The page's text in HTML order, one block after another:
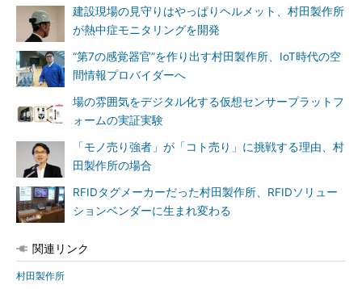
建設現場の見守りはやっぱりヘルメット、村田製作所
が熱中症モニタリングを開発
“第7の感覚器官”を作り出す村田製作所、IoT時代の空
間情報プロバイダーへ
場の雰囲気をデジタル化する仮想センサープラットフ
ォームの実証実験
「モノ売り強者」が「コト売り」に挑戦する理由、村
田製作所の場合
RFIDタグメーカーだった村田製作所、RFIDソリュー
ションベンダーに生まれ変わる
関連リンク
村田製作所